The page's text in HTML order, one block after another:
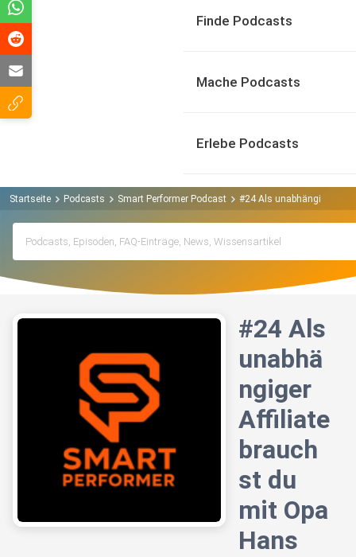
Finde Podcasts
Mache Podcasts
Erlebe Podcasts
Startseite Podcasts Smart Performer Podcast #24 Als unabhängiger
#24 Als
unabhä
ngiger
Affiliate
brauch
st du
mit Opa
Hans